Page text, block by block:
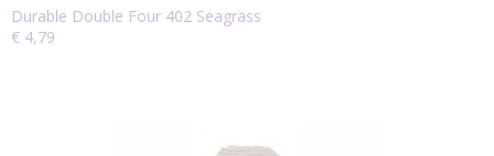
Durable Double Four 402 Seagrass
€ 4,79